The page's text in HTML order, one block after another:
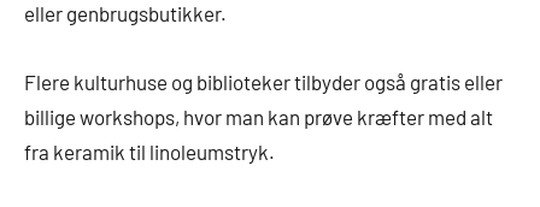
eller genbrugsbutikker.
Flere kulturhuse og biblioteker tilbyder også gratis eller
billige workshops, hvor man kan prøve kræfter med alt
fra keramik til linoleumstryk.